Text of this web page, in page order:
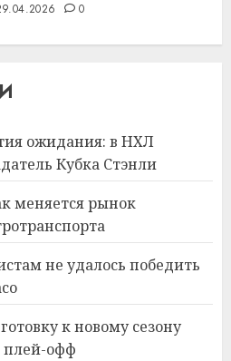
0
ожидания: в НХЛ
Кубка Стэнли
меняется рынок
не удалось победить
к новому сезону
плей-офф